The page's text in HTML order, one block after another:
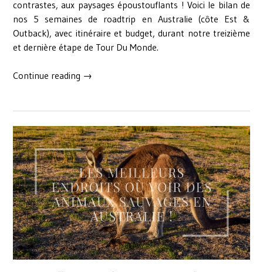
contrastes, aux paysages époustouflants ! Voici le bilan de
nos 5 semaines de roadtrip en Australie (côte Est &
Outback), avec itinéraire et budget, durant notre treizième
et dernière étape de Tour Du Monde.
Continue reading « 5
en
Australie
:
bilan,
astuces,
itinéraire
et
budget »
→